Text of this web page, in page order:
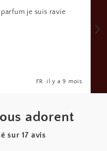
adorent
sur17 avis
je suis ravie
FR il y a 9 mois